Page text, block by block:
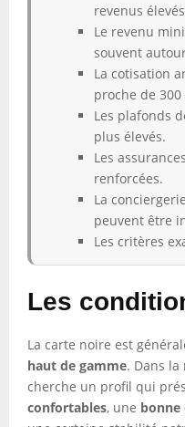
revenus
Le revenu
souvent
La cotisation
proche de 300
Les plafonds
plus élevés.
Les
renforcées.
La
peuvent être
Les critères
Les
La carte noire est
haut de gamme. Dans
cherche un profil qui
confortables, une bonne